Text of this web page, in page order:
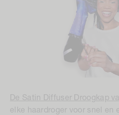
De Satin Diffuser Droogkap
elke haardroger voor snel en